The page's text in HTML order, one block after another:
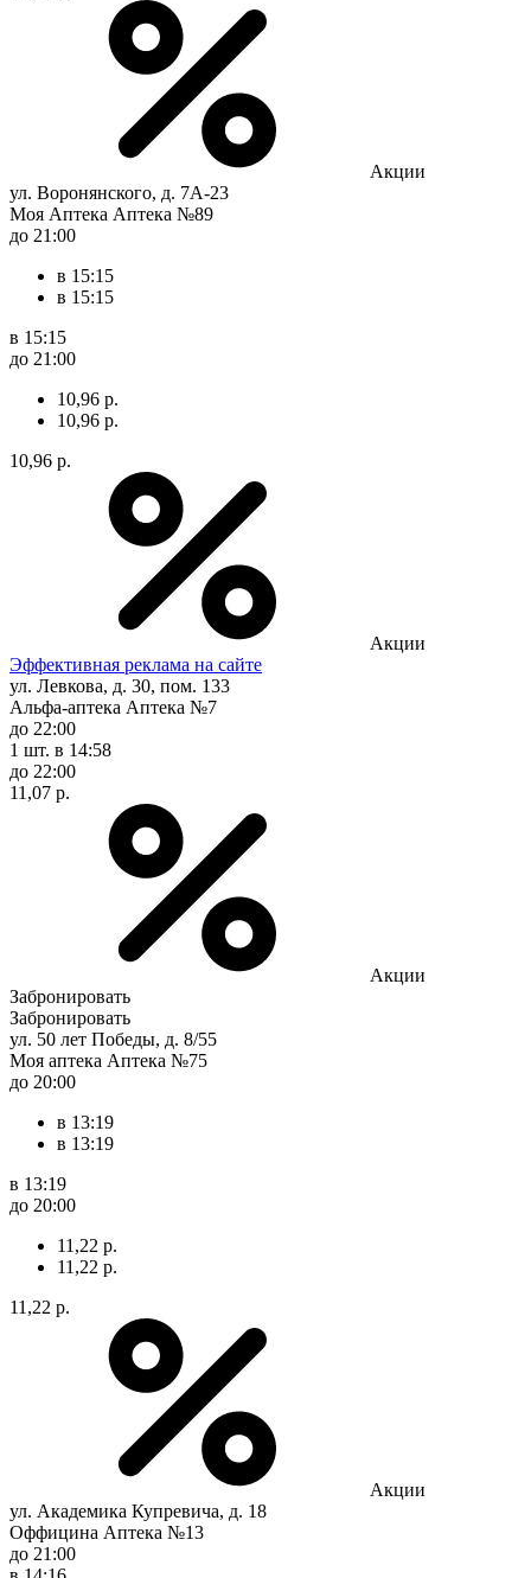
Акции
ул. Воронянского, д. 7А-23
Моя Аптека Аптека №89
до 21:00
в 15:15
в 15:15
в 15:15
до 21:00
10,96 р.
10,96 р.
10,96 р.
Акции
Эффективная реклама на сайте
ул. Левкова, д. 30, пом. 133
Альфа-аптека Аптека №7
до 22:00
1 шт. в 14:58
до 22:00
11,07 р.
Акции
Забронировать
Забронировать
ул. 50 лет Победы, д. 8/55
Моя аптека Аптека №75
до 20:00
в 13:19
в 13:19
в 13:19
до 20:00
11,22 р.
11,22 р.
11,22 р.
Акции
ул. Академика Купревича, д. 18
Оффицина Аптека №13
до 21:00